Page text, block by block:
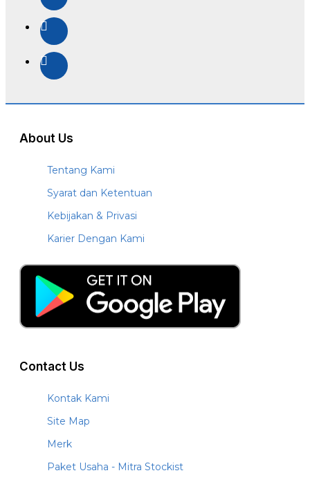
About Us
Tentang Kami
Syarat dan Ketentuan
Kebijakan & Privasi
Karier Dengan Kami
Contact Us
Kontak Kami
Site Map
Merk
Paket Usaha - Mitra Stockist